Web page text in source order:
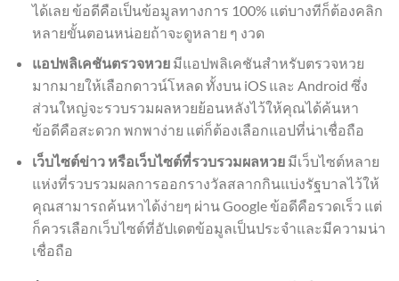
ได้เลย ข้อดีคือเป็นข้อมูลทางการ 100% แต่บางทีก็ต้องคลิก
หลายขั้นตอนหน่อยถ้าจะดูหลาย ๆ งวด
แอปพลิเคชันตรวจหวยมีแอปพลิเคชันสำหรับตรวจหวย
มากมายให้เลือกดาวน์โหลด ทั้งบน iOS และ Android ซึ่ง
ส่วนใหญ่จะรวบรวมผลหวยย้อนหลังไว้ให้คุณได้ค้นหา
ข้อดีคือสะดวก พกพาง่าย แต่ก็ต้องเลือกแอปที่น่าเชื่อถือ
เว็บไซต์ข่าว หรือเว็บไซต์ที่รวบรวมผลหวยมีเว็บไซต์หลาย
แห่งที่รวบรวมผลการออกรางวัลสลากกินแบ่งรัฐบาลไว้ให้
คุณสามารถค้นหาได้ง่ายๆ ผ่าน Google ข้อดีคือรวดเร็ว แต่
ก็ควรเลือกเว็บไซต์ที่อัปเดตข้อมูลเป็นประจำและมีความน่า
เชื่อถือ